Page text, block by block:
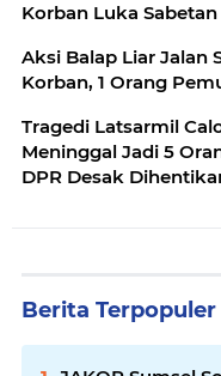
Korban Luka
Aksi Balap Liar Jalan
Korban, 1 Orang
Tragedi Latsarmil
Meninggal Jadi 5
DPR Desak
Berita Terpopuler